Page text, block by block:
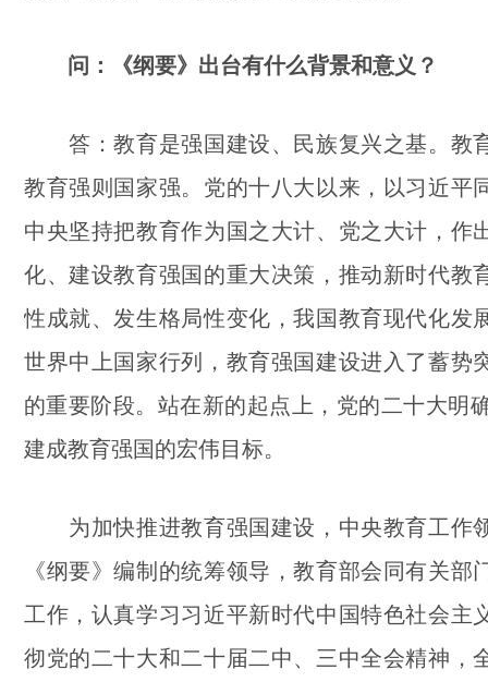
问：《纲要》出台有什么背景和意义？
答：教育是强国建设、民族复兴之基。教
教育强则国家强。党的十八大以来，以习近平
中央坚持把教育作为国之大计、党之大计，作
化、建设教育强国的重大决策，推动新时代教
性成就、发生格局性变化，我国教育现代化发
世界中上国家行列，教育强国建设进入了蓄势
的重要阶段。站在新的起点上，党的二十大明
建成教育强国的宏伟目标。
为加快推进教育强国建设，中央教育工作
《纲要》编制的统筹领导，教育部会同有关部
工作，认真学习习近平新时代中国特色社会主
彻党的二十大和二十届二中、三中全会精神，